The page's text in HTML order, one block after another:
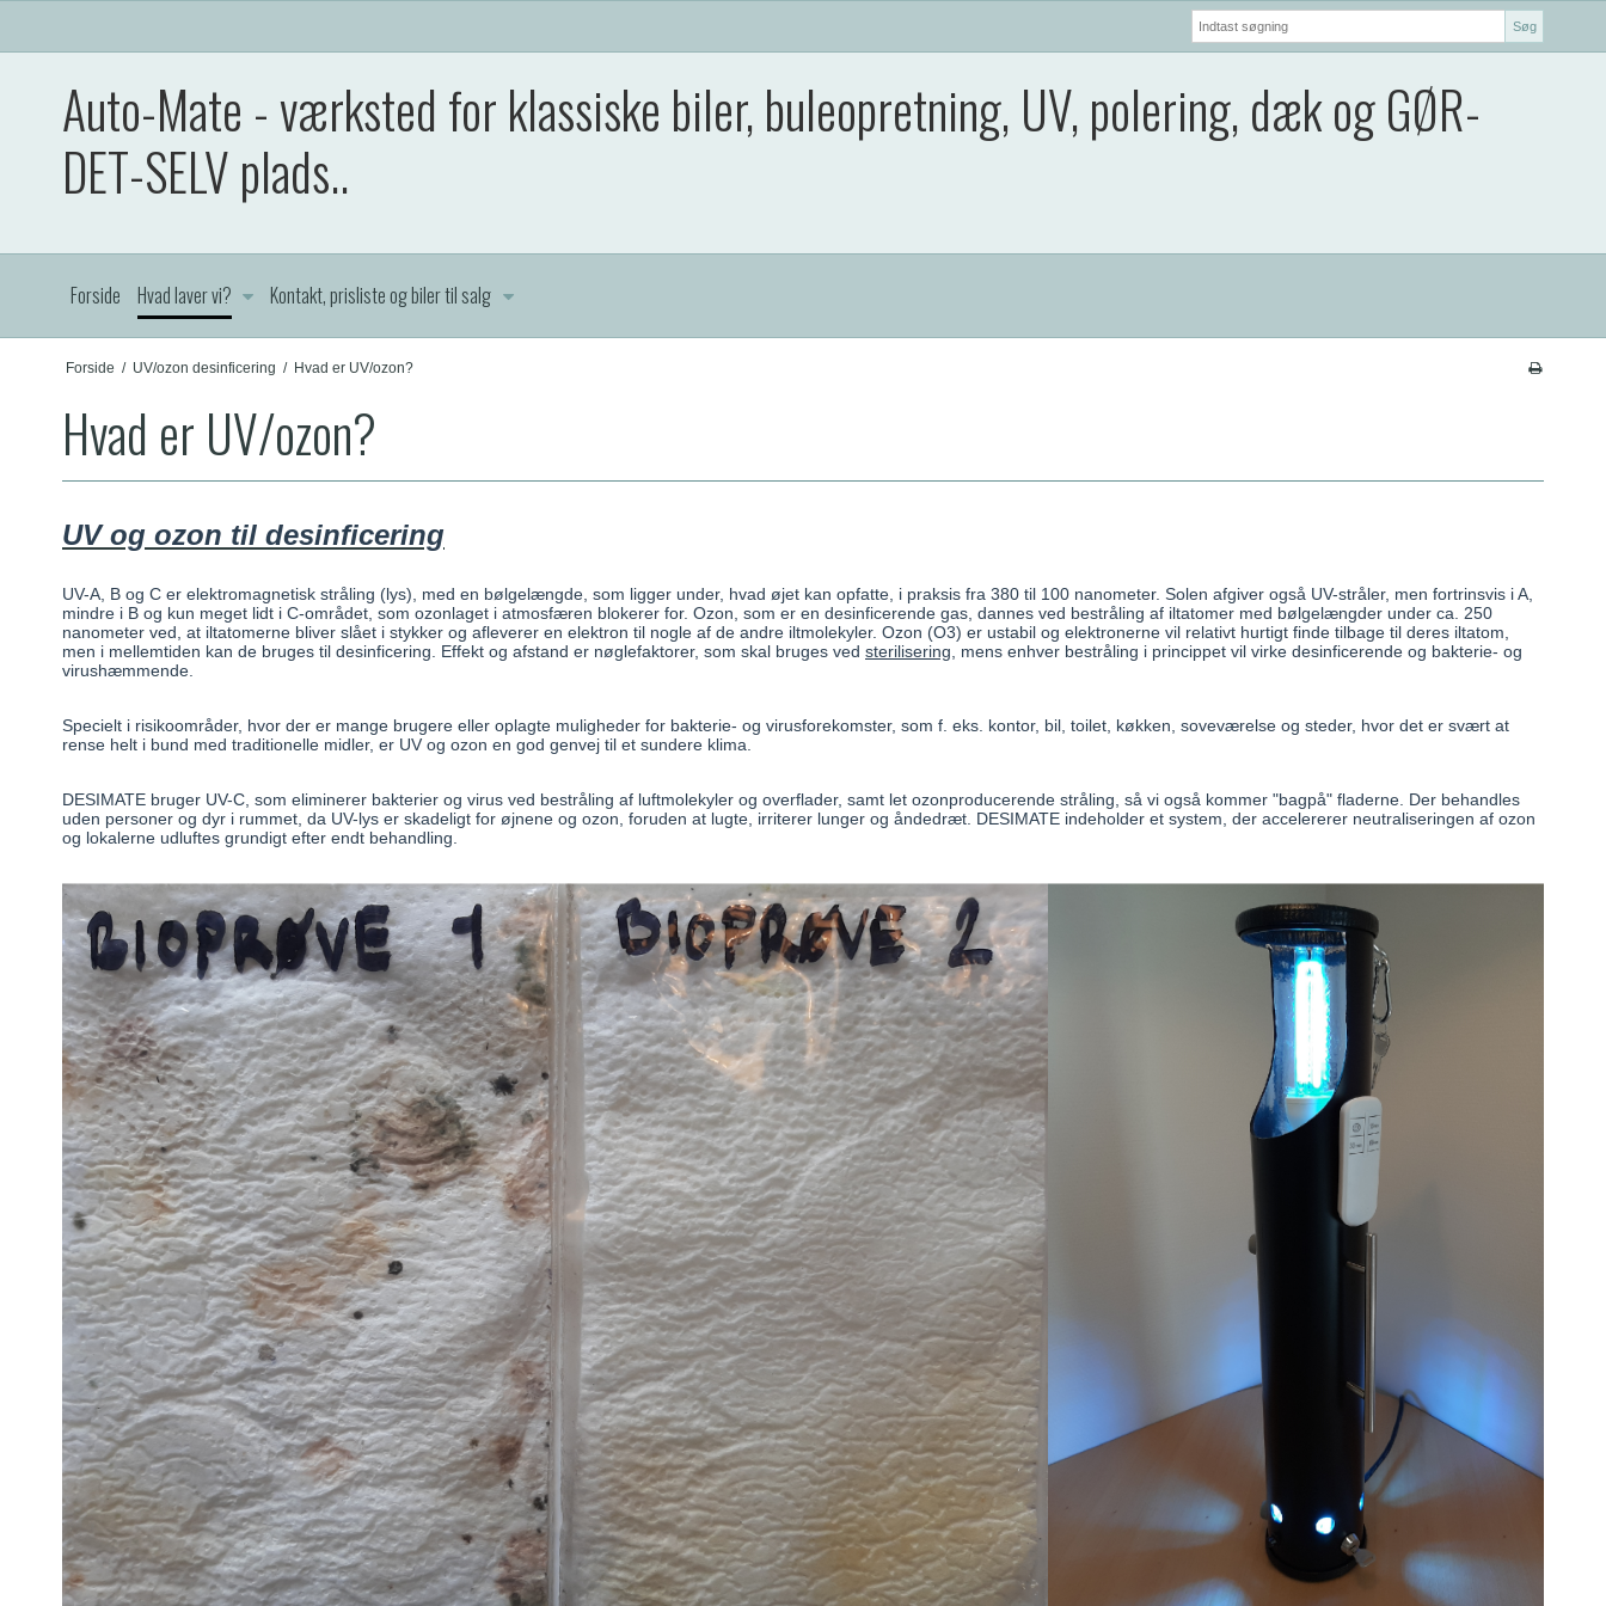
Søg
Auto-Mate - værksted for klassiske biler, buleopretning, UV, polering, dæk og GØR-
DET-SELV plads..
Forside Hvad laver vi? Kontakt, prisliste og biler til salg
Forside / UV/ozon desinficering / Hvad er UV/ozon?
Hvad er UV/ozon?
UV og ozon til desinficering
UV-A, B og C er elektromagnetisk stråling (lys), med en bølgelængde, som ligger under, hvad øjet kan opfatte, i praksis fra 380 til 100 nanometer. Solen afgiver også UV-stråler, men fortrinsvis i A,
mindre i B og kun meget lidt i C-området, som ozonlaget i atmosfæren blokerer for. Ozon, som er en desinficerende gas, dannes ved bestråling af iltatomer med bølgelængder under ca. 250
nanometer ved, at iltatomerne bliver slået i stykker og afleverer en elektron til nogle af de andre iltmolekyler. Ozon (O3) er ustabil og elektronerne vil relativt hurtigt finde tilbage til deres iltatom,
men i mellemtiden kan de bruges til desinficering. Effekt og afstand er nøglefaktorer, som skal bruges ved sterilisering , mens enhver bestråling i princippet vil virke desinficerende og bakterie- og
virushæmmende.
Specielt i risikoområder, hvor der er mange brugere eller oplagte muligheder for bakterie- og virusforekomster, som f. eks. kontor, bil, toilet, køkken, soveværelse og steder, hvor det er svært at
rense helt i bund med traditionelle midler, er UV og ozon en god genvej til et sundere klima.
DESIMATE bruger UV-C, som eliminerer bakterier og virus ved bestråling af luftmolekyler og overflader, samt let ozonproducerende stråling, så vi også kommer "bagpå" fladerne. Der behandles
uden personer og dyr i rummet, da UV-lys er skadeligt for øjnene og ozon, foruden at lugte, irriterer lunger og åndedræt. DESIMATE indeholder et system, der accelererer neutraliseringen af ozon
og lokalerne udluftes grundigt efter endt behandling.